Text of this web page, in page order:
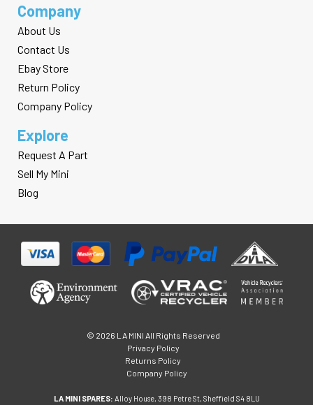
Explore
Request A Part
Sell My Mini
Blog
Company
About Us
Contact Us
Ebay Store
Return Policy
Company Policy
© 2026 LA MINI All Rights Reserved
Privacy Policy
Returns Policy
Company Policy
LA MINI SPARES: Alloy House, 398 Petre St, Sheffield S4 8LU